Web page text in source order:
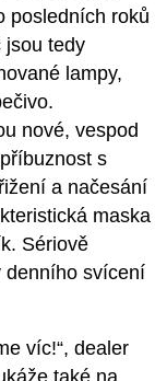
posledních roků
jsou tedy
lampy,
nové, vespod
s
a načesání
maska
Sériově
denního svícení
víc!“, dealer
také na